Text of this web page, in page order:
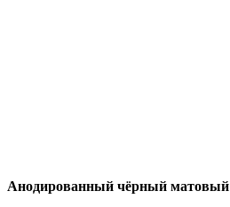
Анодированный чёрный матовый